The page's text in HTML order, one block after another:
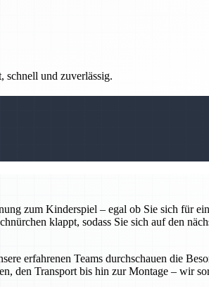
schnell und zuverlässig.
zum Kinderspiel – egal ob Sie sich für
klappt, sodass Sie sich auf den
erfahrenen Teams durchschauen die
den Transport bis hin zur Montage – wir